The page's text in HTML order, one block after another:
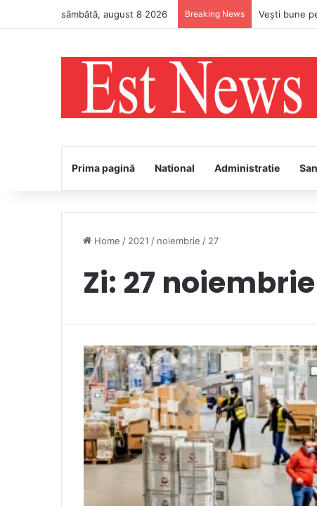
sâmbătă, august 8 2026 Breaking News
Prima pagină National Administratie
Home / 2021 / noiembrie / 27
Zi: 27 noiembrie